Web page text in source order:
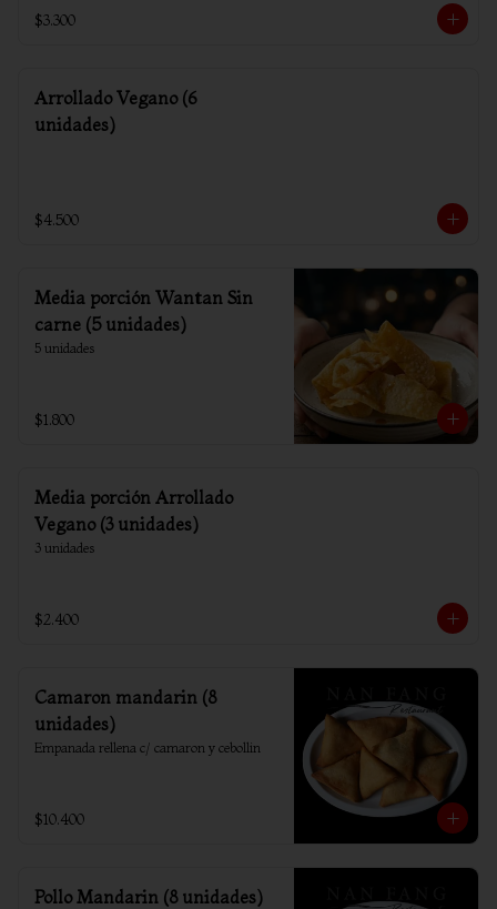
$3.300
Arrollado Vegano (6
unidades)
$4.500
Media porción Wantan Sin
carne (5 unidades)
5 unidades
$1.800
Media porción Arrollado
Vegano (3 unidades)
3 unidades
$2.400
Camaron mandarin (8
unidades)
Empanada rellena c/ camaron y cebollin
$10.400
Pollo Mandarin (8 unidades)